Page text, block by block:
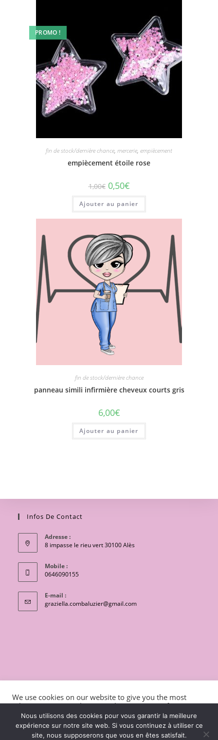
PROMO !
fin de stock/dernière chance, mercerie, empiècement
empiècement étoile rose
1,00€ 0,50€
Ajouter au panier
fin de stock/dernière chance
panneau simili infirmière cheveux courts gris
6,00€
Ajouter au panier
Infos De Contact
Adresse :
8 impasse le rieu vert 30100 Alès
Mobile :
0646090155
E-mail :
graziella.combaluzier@gmail.comS’ouvre
CONTACT
Conditions générales de vente
Mentions légales et politique de confidentialité
Livraisons
charte de protection des données personnelles
Copyright 2026 - OceanWP Theme by Lili coton
We use cookies on our website to give you the most
relevant experience by remembering your preferences
and repeat visits. By clicking “Accept”, you consent to the
use of ALL the cookies.
Nous utilisons des cookies pour vous garantir la meilleure
expérience sur notre site web. Si vous continuez à utiliser ce
site, nous supposerons que vous en êtes satisfait.